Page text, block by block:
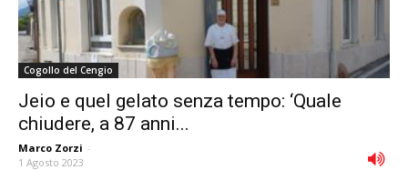
Cogollo del Cengio
Jeio e quel gelato senza tempo: ‘Quale
chiudere, a 87 anni...
Marco Zorzi -
1 Agosto 2023